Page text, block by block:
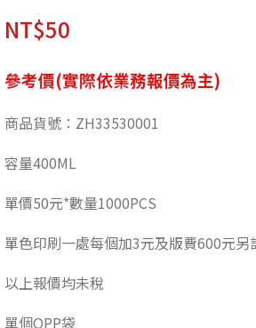
NT$50
參考價(實際依業務報價為主)
商品貨號：ZH33530001
容量400ML
單價50元*數量1000PCS
單色印刷一處每個加3元及版費600元另
以上報價均未稅
單個OPP袋